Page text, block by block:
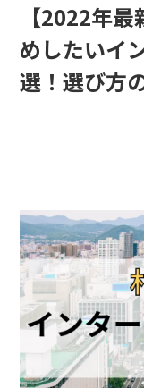
【2022年
めしたいイ
選！選び方